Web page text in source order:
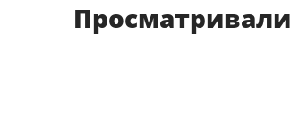
Просматривали